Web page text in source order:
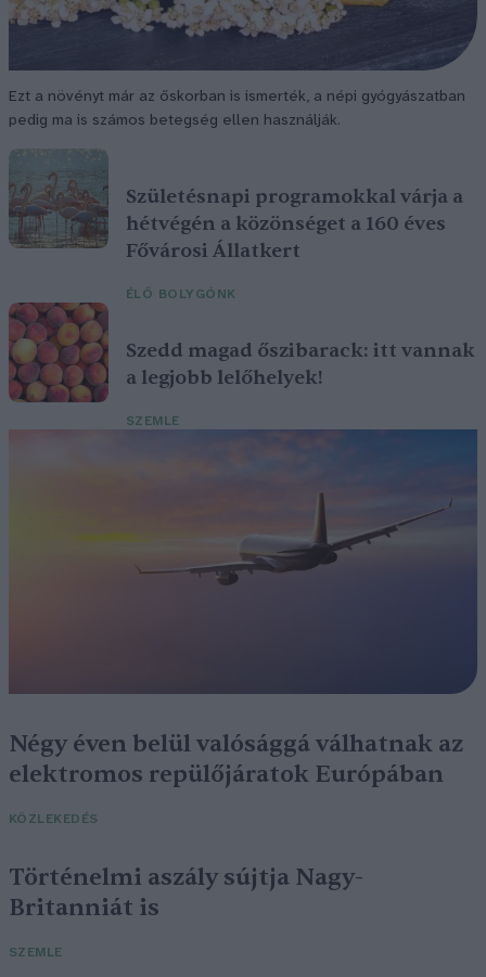
Ezt a növényt már az őskorban is ismerték, a népi gyógyászatban
pedig ma is számos betegség ellen használják.
Születésnapi programokkal várja a
hétvégén a közönséget a 160 éves
Fővárosi Állatkert
ÉLŐ BOLYGÓNK
Szedd magad őszibarack: itt vannak
a legjobb lelőhelyek!
SZEMLE
Négy éven belül valósággá válhatnak az
elektromos repülőjáratok Európában
KÖZLEKEDÉS
Történelmi aszály sújtja Nagy-
Britanniát is
SZEMLE